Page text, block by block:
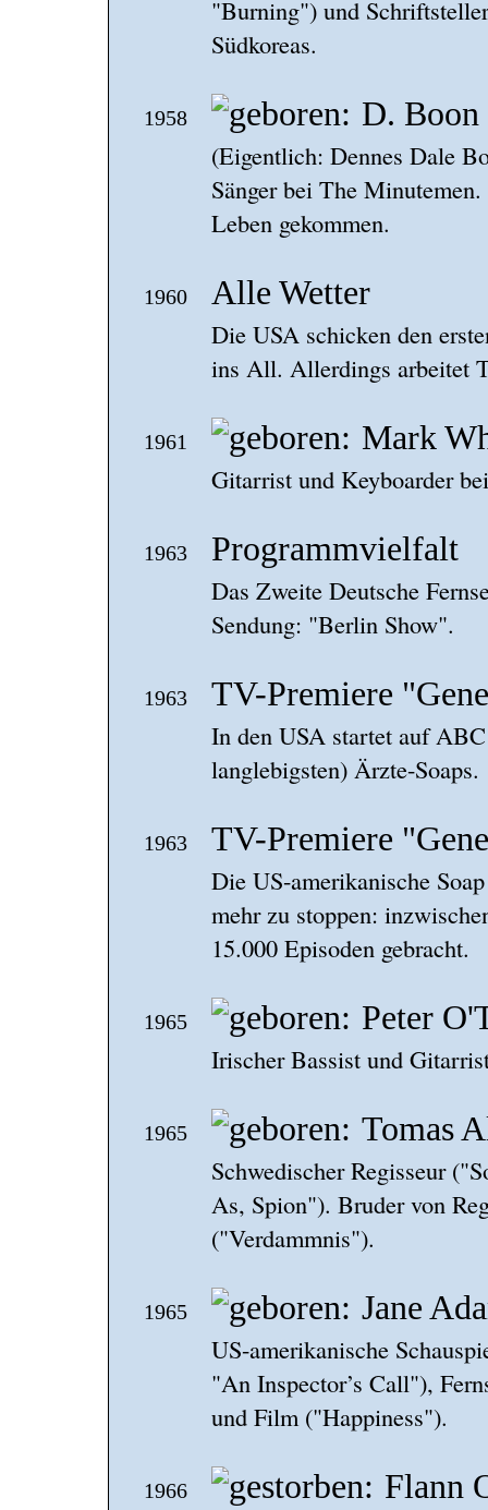
"Burning") und
Südkoreas.
1958 D. Boon
(Eigentlich: Dennes Dale
Sänger bei The
Leben gekommen.
1960 Alle Wetter
Die USA schicken den
ins All. Allerdings arbeitet
1961 Mark
Gitarrist und Keyboarder
1963 Programmvielfalt
Das Zweite Deutsche
Sendung: "Berlin Show".
1963 TV-Premiere
In den USA startet auf
langlebigsten) Ärzte-Soaps.
1963 TV-Premiere
Die US-amerikanische
mehr zu stoppen:
15.000 Episoden gebracht.
1965 Peter
Irischer Bassist und
1965 Tomas
Schwedischer Regisseur
As, Spion"). Bruder von
("Verdammnis").
1965 Jane
US-amerikanische
"An Inspector’s Call"),
und Film ("Happiness").
1966 Flann